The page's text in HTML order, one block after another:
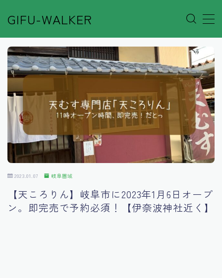
GIFU-WALKER
MENU
Author’s Voice
Café&Rest.
Event
Go out
Others
Shop
2023.01.07 岐阜圏域
【天ころりん】岐阜市に2023年1月6日オープ
ン。即完売で予約必須！【伊奈波神社近く】